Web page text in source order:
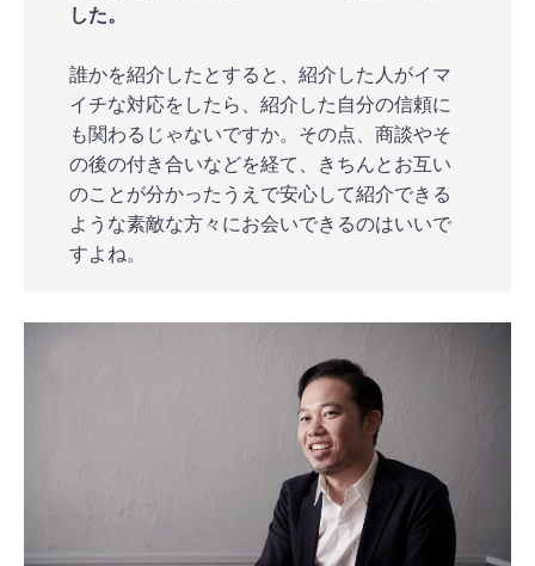
した。
誰かを紹介したとすると、紹介した人がイマ
イチな対応をしたら、紹介した自分の信頼に
も関わるじゃないですか。その点、商談やそ
の後の付き合いなどを経て、きちんとお互い
のことが分かったうえで安心して紹介できる
ような素敵な方々にお会いできるのはいいで
すよね。